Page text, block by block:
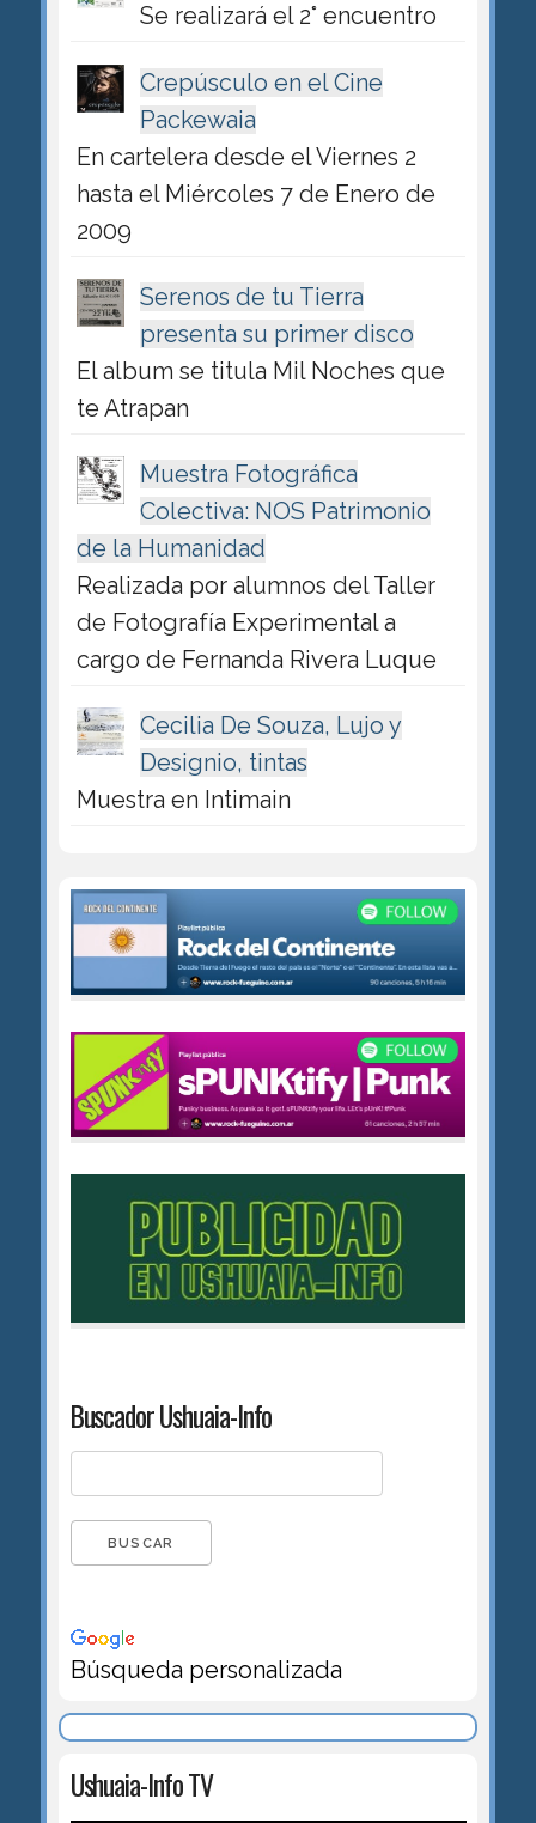
Se realizará el 2° encuentro
Crepúsculo en el Cine
Packewaia
En cartelera desde el Viernes 2
hasta el Miércoles 7 de Enero de
2009
Serenos de tu Tierra
presenta su primer disco
El album se titula Mil Noches que
te Atrapan
Muestra Fotográfica
Colectiva: NOS Patrimonio
de la Humanidad
Realizada por alumnos del Taller
de Fotografía Experimental a
cargo de Fernanda Rivera Luque
Cecilia De Souza, Lujo y
Designio, tintas
Muestra en Intimain
Buscador Ushuaia-Info
Búsqueda personalizada
Ushuaia-Info TV